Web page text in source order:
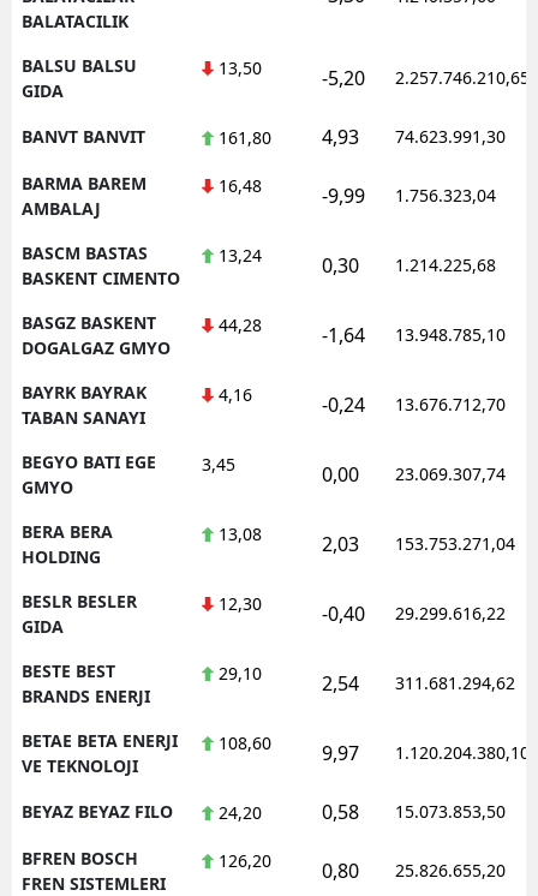
BALATACILIK
BALSU BALSU
GIDA
13,50 -5,20 2.257.746.210,65
BANVT BANVIT 161,80 4,93 74.623.991,30
BARMA BAREM
AMBALAJ
16,48 -9,99 1.756.323,04
BASCM BASTAS
BASKENT CIMENTO
13,24 0,30 1.214.225,68
BASGZ BASKENT
DOGALGAZ GMYO
44,28 -1,64 13.948.785,10
BAYRK BAYRAK
TABAN SANAYI
4,16 -0,24 13.676.712,70
BEGYO BATI EGE
GMYO
3,45 0,00 23.069.307,74
BERA BERA
HOLDING
13,08 2,03 153.753.271,04
BESLR BESLER
GIDA
12,30 -0,40 29.299.616,22
BESTE BEST
BRANDS ENERJI
29,10 2,54 311.681.294,62
BETAE BETA ENERJI
VE TEKNOLOJI
108,60 9,97 1.120.204.380,10
BEYAZ BEYAZ FILO 24,20 0,58 15.073.853,50
BFREN BOSCH
FREN SISTEMLERI
126,20 0,80 25.826.655,20